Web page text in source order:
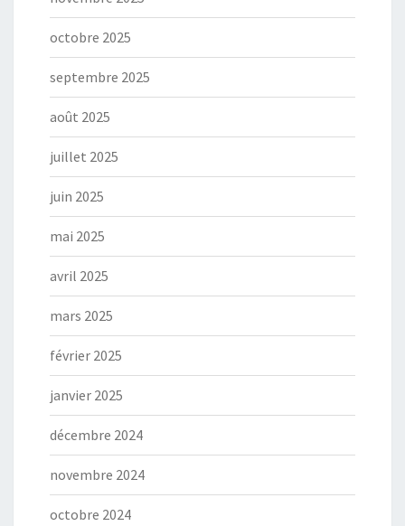
octobre 2025
septembre 2025
août 2025
juillet 2025
juin 2025
mai 2025
avril 2025
mars 2025
février 2025
janvier 2025
décembre 2024
novembre 2024
octobre 2024